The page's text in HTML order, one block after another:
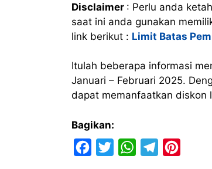
Disclaimer : Perlu anda
saat ini anda gunakan
link berikut : Limit Batas
Itulah beberapa informasi
Januari – Februari 2025.
dapat memanfaatkan diskon
Bagikan:
W